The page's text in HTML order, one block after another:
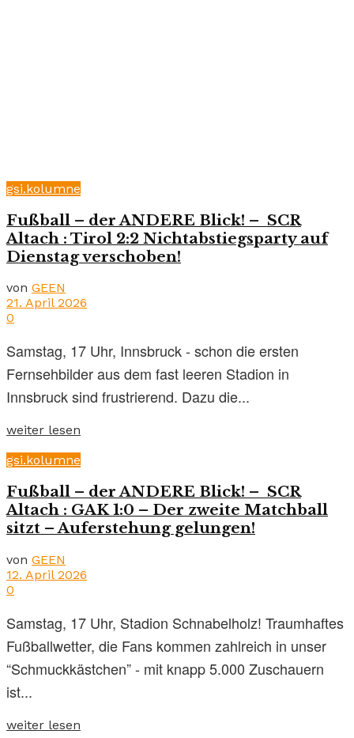
gsi.kolumne
Fußball – der ANDERE Blick! – SCR
Altach : Tirol 2:2 Nichtabstiegsparty auf
Dienstag verschoben!
von GEEN
21. April 2026
0
Samstag, 17 Uhr, Innsbruck - schon die ersten
Fernsehbilder aus dem fast leeren Stadion in
Innsbruck sind frustrierend. Dazu die...
weiter lesen
gsi.kolumne
Fußball – der ANDERE Blick! – SCR
Altach : GAK 1:0 – Der zweite Matchball
sitzt – Auferstehung gelungen!
von GEEN
12. April 2026
0
Samstag, 17 Uhr, Stadion Schnabelholz! Traumhaftes
Fußballwetter, die Fans kommen zahlreich in unser
“Schmuckkästchen” - mit knapp 5.000 Zuschauern
ist...
weiter lesen